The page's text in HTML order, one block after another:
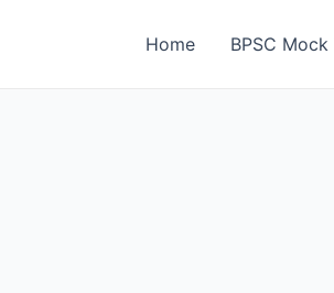
Home BPSC Mock